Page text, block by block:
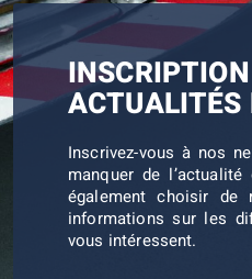
ACTUALITÉS
Inscrivez-vous à nos
manquer de
également choisir de
informations sur les
vous intéressent.